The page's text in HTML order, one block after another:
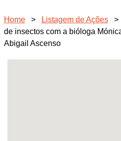
Home > Listagem de Ações >
de insectos com a bióloga
Abigail Ascenso